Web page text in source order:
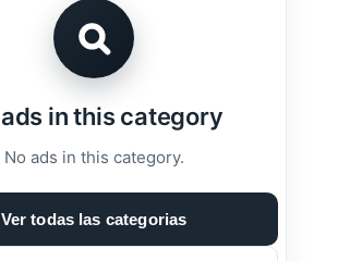
in this category
No ads in this category.
Ver todas las categorias